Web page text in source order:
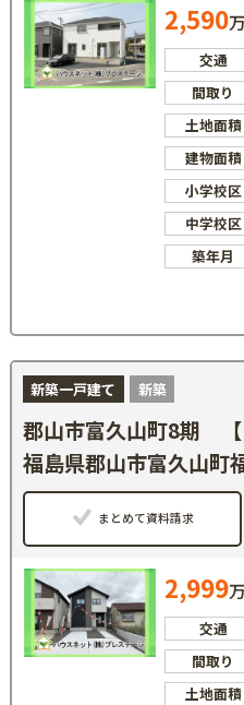
2,590
交通
間取り
土地面積
建物面積
小学校区
中学校区
築年月
新築一戸建て 新築
郡山市富久山町8期
福島県郡山市富久山町
まとめて資料請求
2,999
交通
間取り
土地面積